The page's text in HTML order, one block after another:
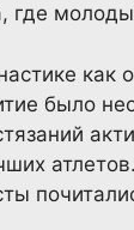
где
как
было